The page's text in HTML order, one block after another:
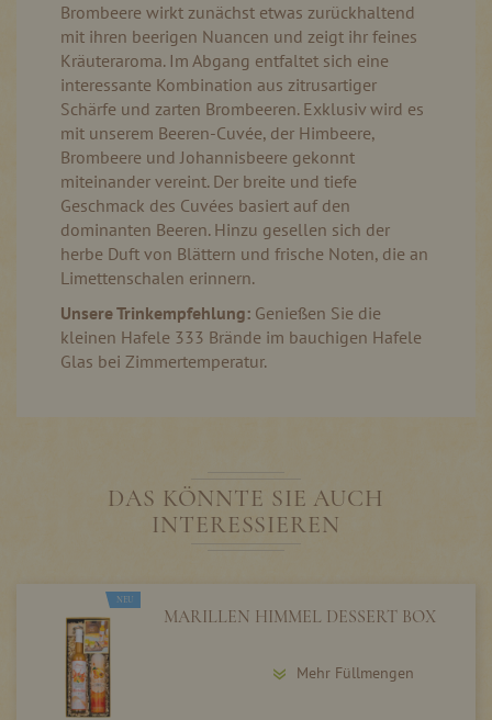
Brombeere wirkt zunächst etwas zurückhaltend
mit ihren beerigen Nuancen und zeigt ihr feines
Kräuteraroma. Im Abgang entfaltet sich eine
interessante Kombination aus zitrusartiger
Schärfe und zarten Brombeeren. Exklusiv wird es
mit unserem Beeren-Cuvée, der Himbeere,
Brombeere und Johannisbeere gekonnt
miteinander vereint. Der breite und tiefe
Geschmack des Cuvées basiert auf den
dominanten Beeren. Hinzu gesellen sich der
herbe Duft von Blättern und frische Noten, die an
Limettenschalen erinnern.
Unsere Trinkempfehlung: Genießen Sie die
kleinen Hafele 333 Brände im bauchigen Hafele
Glas bei Zimmertemperatur.
DAS KÖNNTE SIE AUCH
INTERESSIEREN
NEU
MARILLEN HIMMEL DESSERT BOX
Mehr Füllmengen